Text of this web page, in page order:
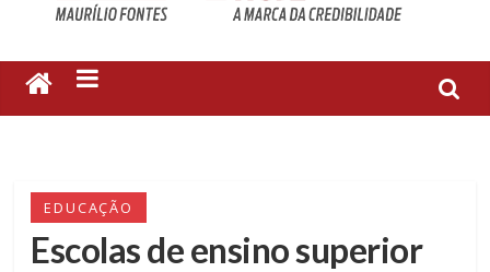
EDUCAÇÃO
Escolas de ensino superior